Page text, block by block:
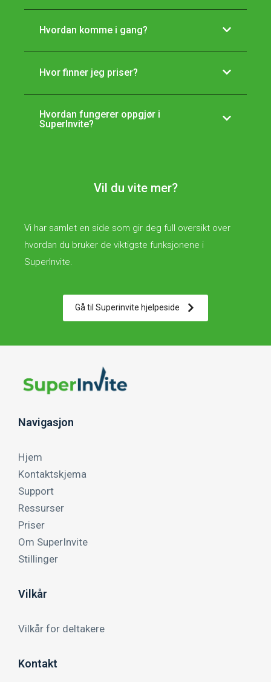
Vil du vite mer?
Vi har samlet en side som gir deg full oversikt over
hvordan du bruker de viktigste funksjonene i
SuperInvite.
Gå til Superinvite hjelpeside
Hvordan komme i gang?
Hvor finner jeg priser?
Hvordan fungerer oppgjør i
SuperInvite?
Navigasjon
Hjem
Kontaktskjema
Support
Ressurser
Priser
Om SuperInvite
Stillinger
Vilkår
Vilkår for deltakere
Kontakt